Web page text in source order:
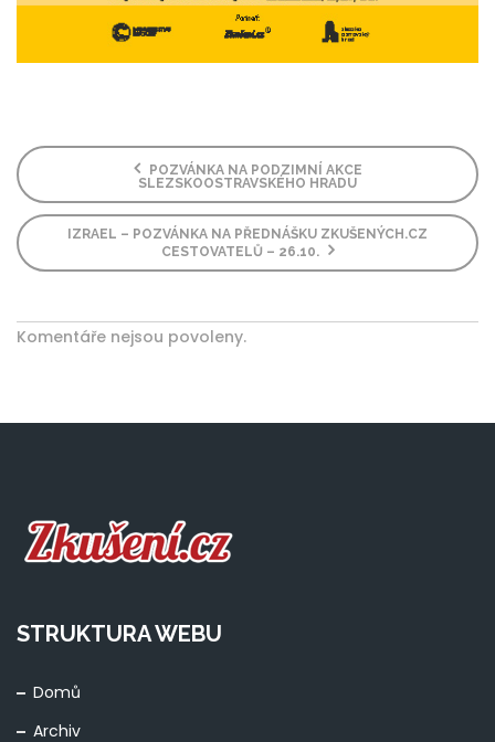
POZVÁNKA NA PODZIMNÍ AKCE
SLEZSKOOSTRAVSKÉHO HRADU
IZRAEL – POZVÁNKA NA PŘEDNÁŠKU ZKUŠENÝCH.CZ
CESTOVATELŮ – 26.10.
Komentáře nejsou povoleny.
STRUKTURA WEBU
Domů
Archiv